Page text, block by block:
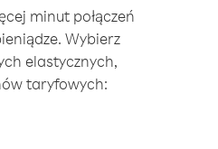
minut połączeń
Wybierz
elastycznych,
taryfowych: